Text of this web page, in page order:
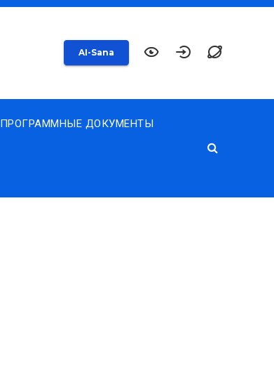
AI-Sana
ПРОГРАММНЫЕ ДОКУМЕНТЫ